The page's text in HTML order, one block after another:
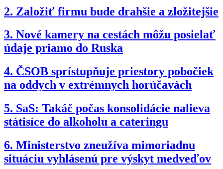
2. Založiť firmu bude drahšie a zložitejšie
3. Nové kamery na cestách môžu posielať
údaje priamo do Ruska
4. ČSOB sprístupňuje priestory pobočiek
na oddych v extrémnych horúčavách
5. SaS: Takáč počas konsolidácie nalieva
státisíce do alkoholu a cateringu
6. Ministerstvo zneužíva mimoriadnu
situáciu vyhlásenú pre výskyt medveďov